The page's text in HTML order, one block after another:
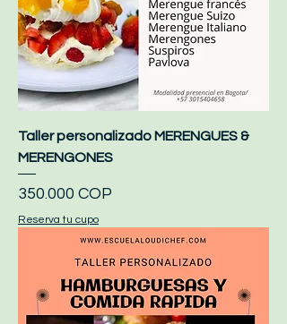
Taller personalizado MERENGUES &
MERENGONES
Precio
350.000 COP
Reserva tu cupo